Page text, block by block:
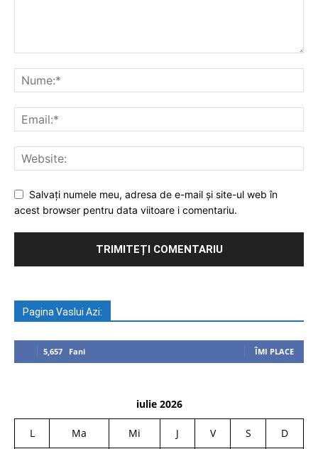
Salvați numele meu, adresa de e-mail și site-ul web în
acest browser pentru data viitoare i comentariu.
Pagina Vaslui Azi:
5,657 Fani ÎMI PLACE
iulie 2026
L Ma Mi J V S D